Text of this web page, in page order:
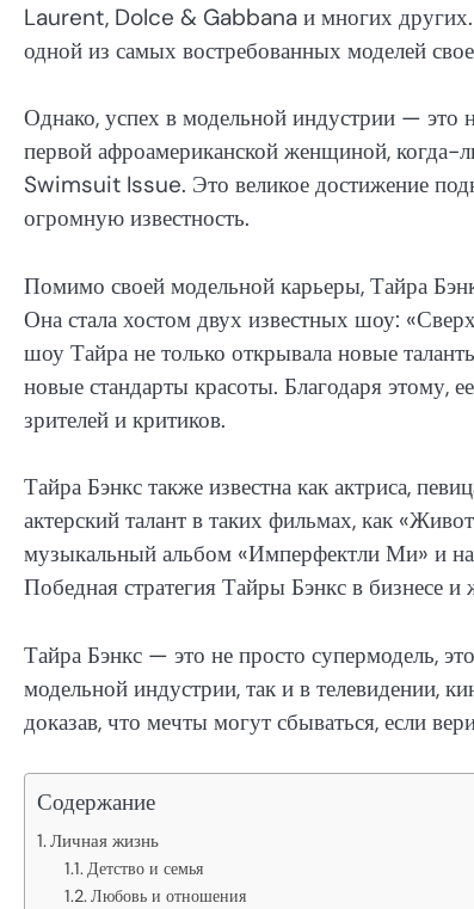
Laurent, Dolce & Gabbana и многих других.
одной из самых востребованных моделей
Однако, успех в модельной индустрии — это
первой афроамериканской женщиной,
Swimsuit Issue. Это великое достижение
огромную известность.
Помимо своей модельной карьеры, Тайра
Она стала хостом двух известных шоу:
шоу Тайра не только открывала новые
новые стандарты красоты. Благодаря
зрителей и критиков.
Тайра Бэнкс также известна как актриса,
актерский талант в таких фильмах, как
музыкальный альбом «Имперфектли Ми» и
Победная стратегия Тайры Бэнкс в бизнесе и
Тайра Бэнкс — это не просто супермодель,
модельной индустрии, так и в телевидении,
доказав, что мечты могут сбываться, если
Содержание
Личная жизнь
Детство и семья
Любовь и отношения